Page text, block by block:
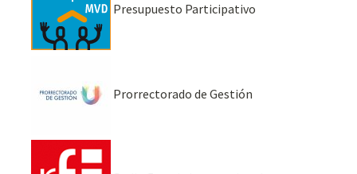
Presupuesto Participativo
Prorrectorado de Gestión